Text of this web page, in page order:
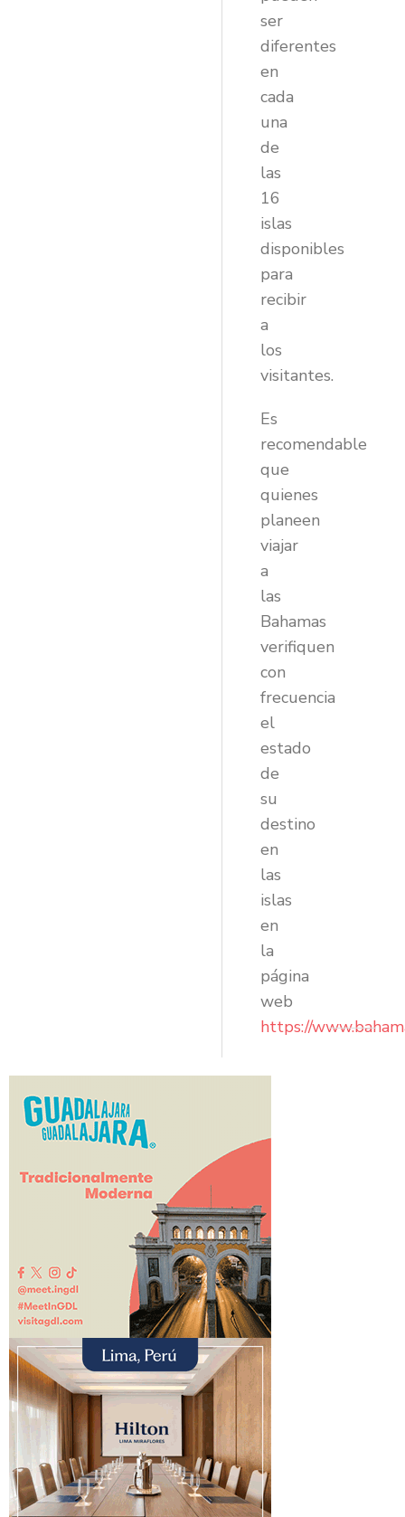
ser
diferentes
en
cada
una
de
las
16
islas
disponibles
para
recibir
a
los
visitantes.
Es
recomendable
que
quienes
planeen
viajar
a
las
Bahamas
verifiquen
con
frecuencia
el
estado
de
su
destino
en
las
islas
en
la
página
web
https://